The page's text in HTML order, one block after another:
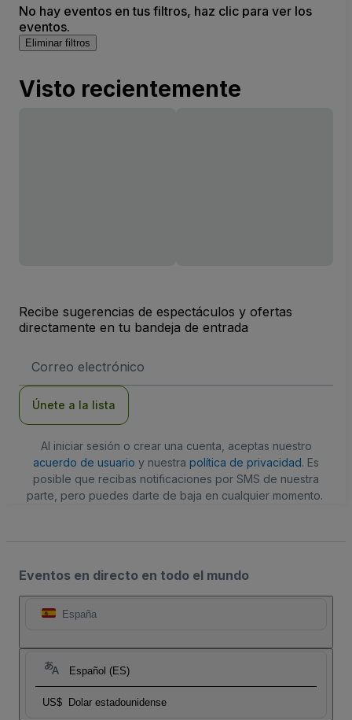
No hay eventos en tus filtros, haz clic para ver los
eventos.
Eliminar filtros
Visto recientemente
Recibe sugerencias de espectáculos y ofertas
directamente en tu bandeja de entrada
de
Únete a la lista
Al iniciar sesión o crear una cuenta, aceptas nuestro
acuerdo de usuario y nuestra política de privacidad. Es
posible que recibas notificaciones por SMS de nuestra
parte, pero puedes darte de baja en cualquier momento.
Eventos en directo en todo el mundo
España
Español (ES)
US$ Dolar estadounidense